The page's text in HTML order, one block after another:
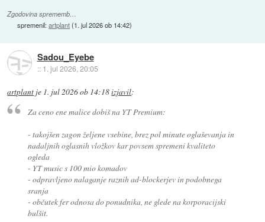
Zgodovina sprememb…
spremenil:artplant(1. jul 2026 ob 14:42)
Sadou_Eyebe
:: 1. jul 2026, 20:05
artplant je 1. jul 2026 ob 14:18izjavil:
Za ceno ene malice dobiš na YT Premium:
- takojšen zagon željene vsebine, brez pol minute oglaševanja in
nadaljnih oglasnih vložkov kar povsem spremeni kvaliteto
ogleda
- YT music s 100 mio komadov
- odpravljeno nalaganje raznih ad-blockerjev in podobnega
sranja
- občutek fer odnosa do ponudnika, ne glede na korporacijski
bulšit.